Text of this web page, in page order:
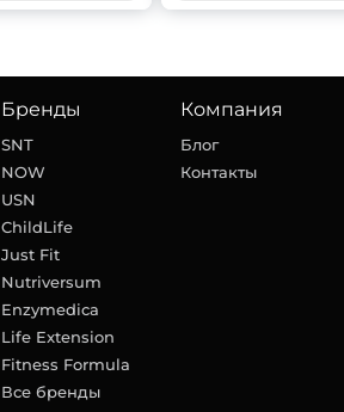
Бренды
SNT
NOW
USN
ChildLife
Just Fit
Nutriversum
Enzymedica
Life Extension
Fitness Formula
Все бренды
Компания
Блог
Контакты